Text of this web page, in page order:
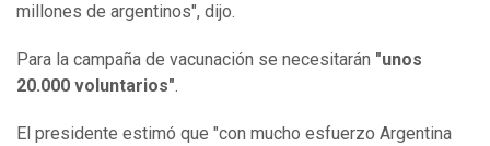
millones de argentinos", dijo.
Para la campaña de vacunación se necesitarán "unos
20.000 voluntarios".
El presidente estimó que "con mucho esfuerzo Argentina